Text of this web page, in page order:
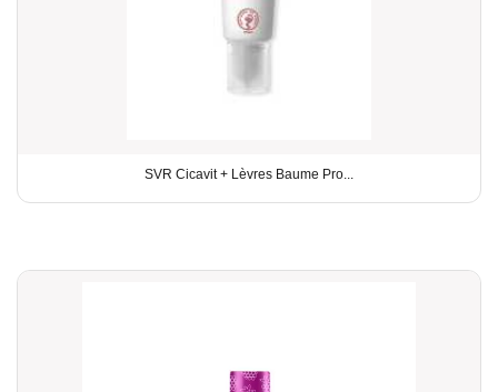
SVR Cicavit + Lèvres Baume Pro...